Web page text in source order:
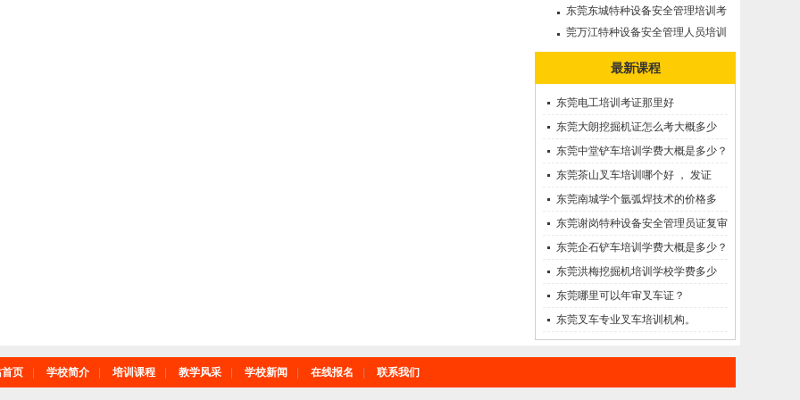
审需要多久?
东莞东城特种设备安全管理培训考
证哪里考？
莞万江特种设备安全管理人员培训
考证--A证
最新课程
东莞电工培训考证那里好
东莞大朗挖掘机证怎么考大概多少
钱?在哪里报名？
东莞中堂铲车培训学费大概是多少？
东莞茶山叉车培训哪个好 ， 发证
快！
东莞南城学个氩弧焊技术的价格多
少？
东莞谢岗特种设备安全管理员证复审
需要多久?
东莞企石铲车培训学费大概是多少？
东莞洪梅挖掘机培训学校学费多少
钱?
东莞哪里可以年审叉车证？
东莞叉车专业叉车培训机构。
页 学校简介 培训课程 教学风采 学校新闻 在线报名 联系我们